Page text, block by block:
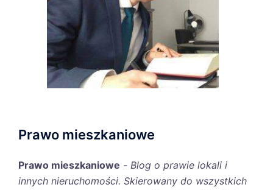
Prawo mieszkaniowe
Prawo mieszkaniowe - Blog o prawie lokali i
innych nieruchomości. Skierowany do wszystkich